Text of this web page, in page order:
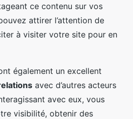
ce contenu sur vos
attirer l’attention de
à visiter votre site pour en
également un excellent
avec d’autres acteurs
avec eux, vous
visibilité, obtenir des